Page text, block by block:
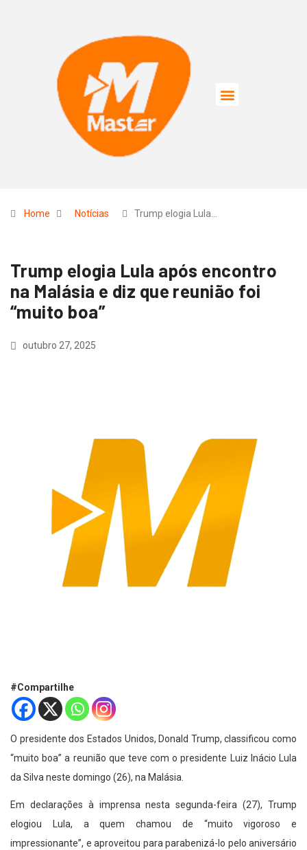
Home Notícias Trump elogia Lula…
Trump elogia Lula após encontro
na Malásia e diz que reunião foi
“muito boa”
outubro 27, 2025
#Compartilhe
O presidente dos Estados Unidos, Donald Trump, classificou como
“muito boa” a reunião que teve com o presidente Luiz Inácio Lula
da Silva neste domingo (26), na Malásia.
Em declarações à imprensa nesta segunda-feira (27), Trump
elogiou Lula, a quem chamou de “muito vigoroso e
impressionante”, e aproveitou para parabenizá-lo pelo aniversário